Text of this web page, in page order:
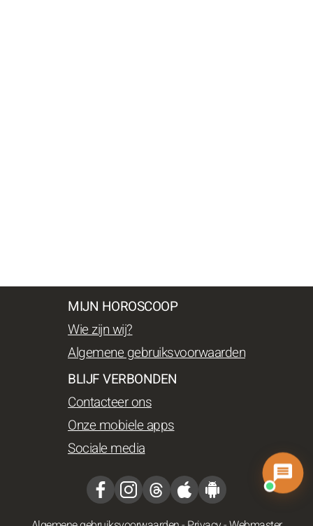
MIJN HOROSCOOP
Wie zijn wij?
Algemene gebruiksvoorwaarden
BLIJF VERBONDEN
Contacteer ons
Onze mobiele apps
Sociale media